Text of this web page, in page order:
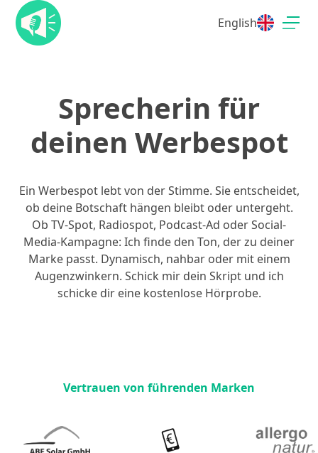
English
Sprecherin für
deinen Werbespot
Ein Werbespot lebt von der Stimme. Sie entscheidet,
ob deine Botschaft hängen bleibt oder untergeht.
Ob TV-Spot, Radiospot, Podcast-Ad oder Social-
Media-Kampagne: Ich finde den Ton, der zu deiner
Marke passt. Dynamisch, nahbar oder mit einem
Augenzwinkern. Schick mir dein Skript und ich
schicke dir eine kostenlose Hörprobe.
Vertrauen von führenden Marken